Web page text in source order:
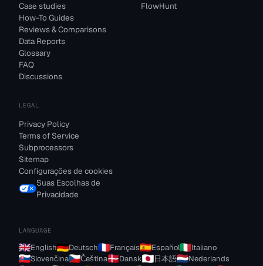
Case studies
How-To Guides
Reviews & Comparisons
Data Reports
Glossary
FAQ
Discussions
FlowHunt
LEGAL
Privacy Policy
Terms of Service
Subprocessors
Sitemap
Configurações de cookies
Suas Escolhas de
Privacidade
LANGUAGE
English Deutsch Français Español
Italiano
Slovenčina
Čeština Dansk 日本語
Nederlands